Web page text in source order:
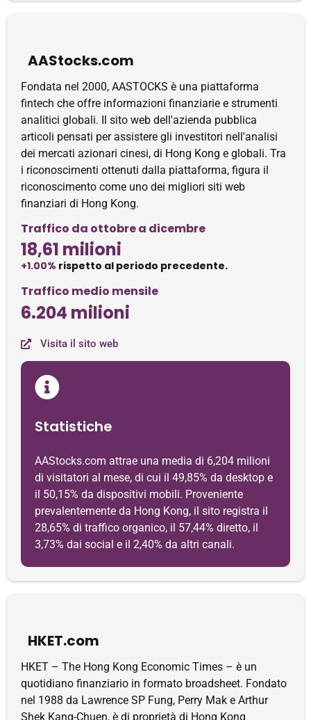
AAStocks.com
Fondata nel 2000, AASTOCKS è una piattaforma
fintech che offre informazioni finanziarie e strumenti
analitici globali. Il sito web dell'azienda pubblica
articoli pensati per assistere gli investitori nell'analisi
dei mercati azionari cinesi, di Hong Kong e globali. Tra
i riconoscimenti ottenuti dalla piattaforma, figura il
riconoscimento come uno dei migliori siti web
finanziari di Hong Kong.
Traffico da ottobre a dicembre
18,61 milioni
+1.00% rispetto al periodo precedente.
Traffico medio mensile
6.204 milioni
Visita il sito web
Statistiche
AAStocks.com attrae una media di 6,204 milioni
di visitatori al mese, di cui il 49,85% da desktop e
il 50,15% da dispositivi mobili. Proveniente
prevalentemente da Hong Kong, il sito registra il
28,65% di traffico organico, il 57,44% diretto, il
3,73% dai social e il 2,40% da altri canali.
HKET.com
HKET – The Hong Kong Economic Times – è un
quotidiano finanziario in formato broadsheet. Fondato
nel 1988 da Lawrence SP Fung, Perry Mak e Arthur
Shek Kang-Chuen, è di proprietà di Hong Kong